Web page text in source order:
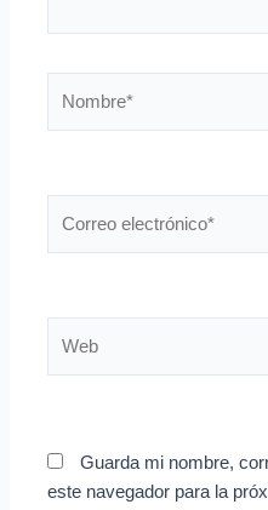
Guarda mi nombre,
este navegador para la